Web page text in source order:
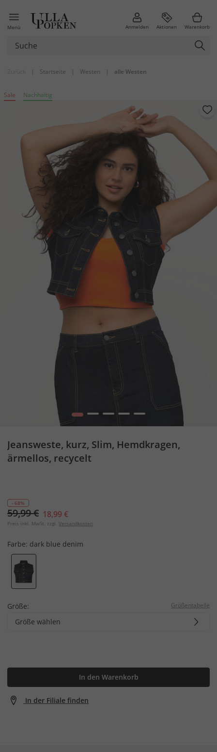
Menü Anmelden Aktionen Warenkorb
| Startseite | Westen | alle Westen
Sale Nachhaltig
1 2 3 4 5
Jeansweste, kurz, Slim, Hemdkragen,
ärmellos, recycelt
- 68%
59,99 € 18,99 €
Preis inkl. MwSt. zzgl. Versandkosten
Farbe: dark blue denim
Größe: Größentabelle
Größe wählen
In den Warenkorb
In der Filiale finden